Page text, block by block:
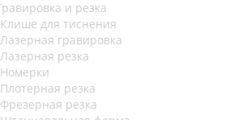
и резка
Клише для тиснения
Лазерная гравировка
Лазерная резка
Номерки
Плотерная резка
Фрезерная резка